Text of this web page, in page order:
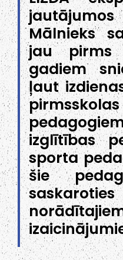
Mālnieks
jau pirms
gadiem
ļaut
izglītības
sporta
šie